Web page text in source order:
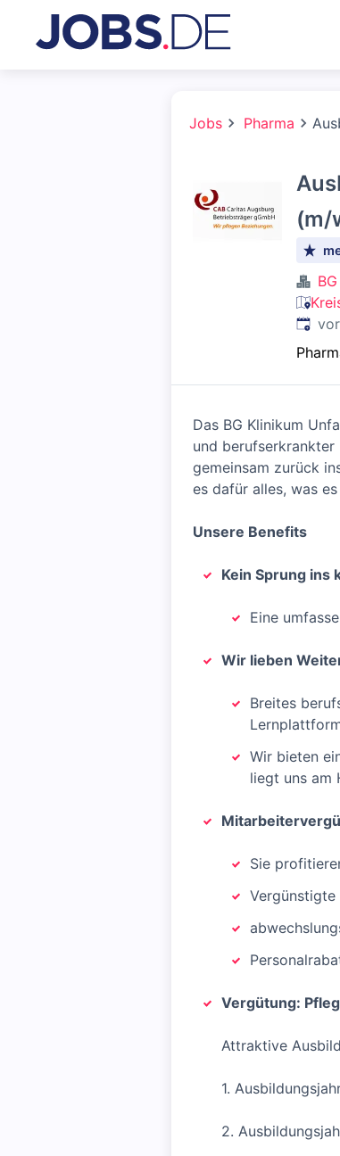
Jobs Pharma
(m/
Das BG Klinikum
und
gemeinsam zurück
es dafür alles, was
Unsere Benefits
Kein Sprung ins
Eine
Wir lieben
Breites
Wir bieten
liegt uns am
Sie
Vergütung:
Attraktive
1.
2.